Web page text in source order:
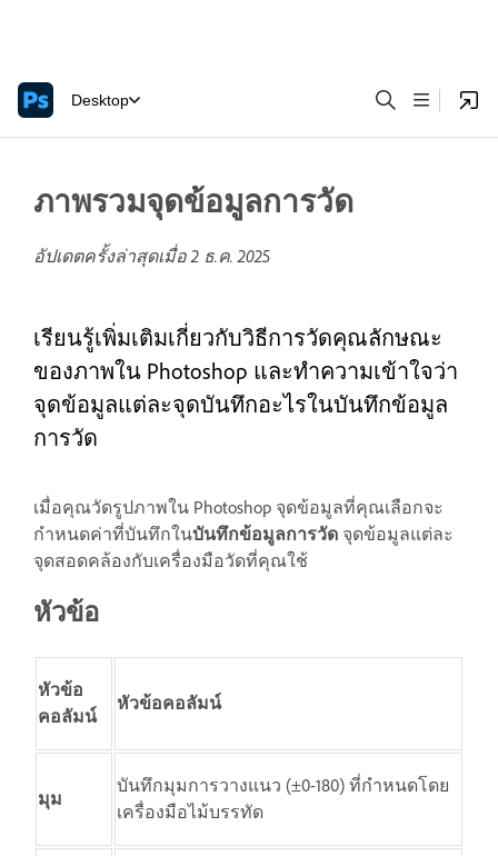
Desktop
ภาพรวมจุดข้อมูลการวัด
อัปเดตครั้งล่าสุดเมื่อ2 ธ.ค. 2025
เรียนรู้เพิ่มเติมเกี่ยวกับวิธีการวัดคุณลักษณะ
ของภาพใน Photoshop และทำความเข้าใจว่า
จุดข้อมูลแต่ละจุดบันทึกอะไรในบันทึกข้อมูล
การวัด
เมื่อคุณวัดรูปภาพใน Photoshop จุดข้อมูลที่คุณเลือกจะ
กำหนดค่าที่บันทึกในบันทึกข้อมูลการวัด จุดข้อมูลแต่ละ
จุดสอดคล้องกับเครื่องมือวัดที่คุณใช้
หัวข้อ
หัวข้อ
คอลัมน์
หัวข้อคอลัมน์
มุม
บันทึกมุมการวางแนว (±0-180) ที่กำหนดโดย
เครื่องมือไม้บรรทัด